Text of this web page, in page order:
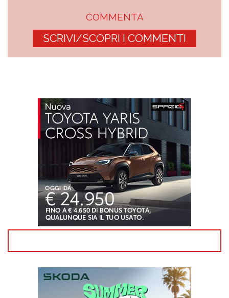
COMMENTA
SCRIVI/SCOPRI I COMMENTI